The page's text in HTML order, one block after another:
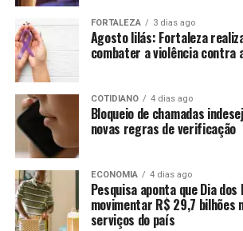
FORTALEZA 3 dias ago
Agosto lilás: Fortaleza
combater a violência contra
COTIDIANO 4 dias ago
Bloqueio de chamadas
novas regras de verificação
ECONOMIA 4 dias ago
Pesquisa aponta que Dia dos
movimentar R$ 29,7 bilhões
serviços do país